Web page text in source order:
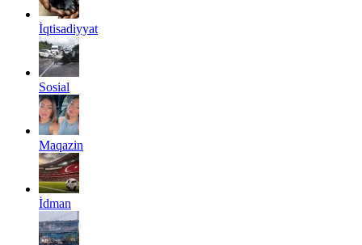
İqtisadiyyat
Sosial
Maqazin
İdman